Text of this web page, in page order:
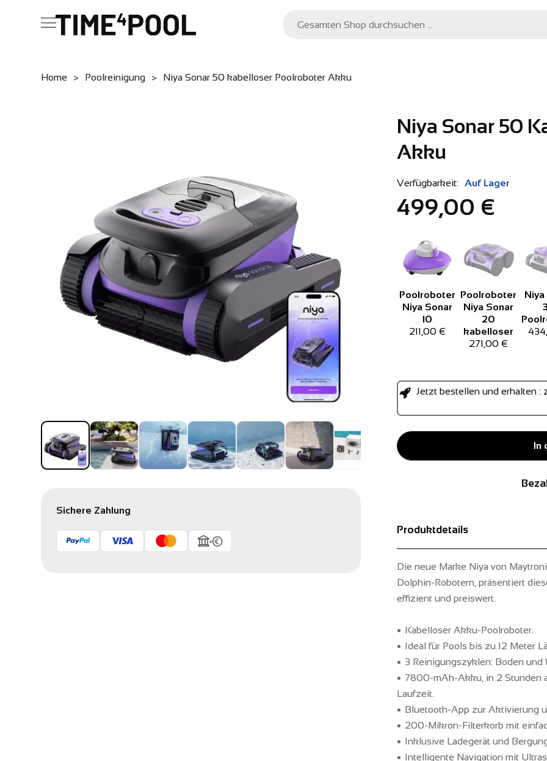
Home > Poolreinigung > Niya Sonar 50 kabelloser Poolroboter Akku
Sichere Zahlung
Niya Sonar 50
Akku
Verfügbarkeit: Auf Lager
499,00 €
Poolroboter
Niya Sonar
10
211,00 €
Poolroboter
Niya Sonar
20
kabelloser
271,00 €
Niya
Jetzt bestellen und erhalten :
In
Produktdetails
Die neue Marke Niya von
Dolphin-Robotern, präsentiert
effizient und preiswert.
Kabelloser Akku-Poolroboter.
Ideal für Pools bis zu 12 Meter
3 Reinigungszyklen: Boden und
7800-mAh-Akku, in 2 Stunden
Laufzeit.
Bluetooth-App zur Aktivierung
200-Mikron-Filterkorb mit
Inklusive Ladegerät und
Intelligente Navigation mit